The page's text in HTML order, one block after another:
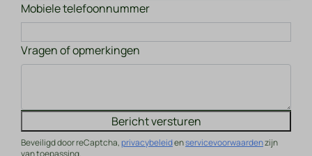
Mobiele telefoonnummer
Vragen of opmerkingen
Bericht versturen
Beveiligd door reCaptcha,privacybeleidenservicevoorwaardenzijn